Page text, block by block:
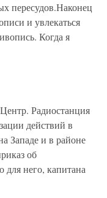
пересудов.Наконец
и увлекаться
Когда я
Радиостанция
действий в
Западе и в районе
об
для него, капитана